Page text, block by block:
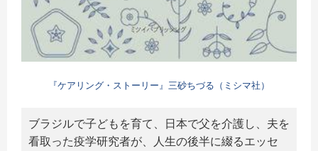
『ケアリング・ストーリー』三砂ちづる（ミシマ社）
ブラジルで子どもを育て、日本で父を介護し、夫を
看取った疫学研究者が、人生の後半に綴るエッセ